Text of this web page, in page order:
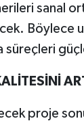
sanal
Böylece
süreçleri
proje